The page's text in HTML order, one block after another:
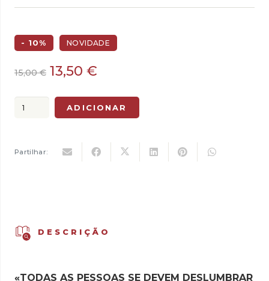
- 10% NOVIDADE
15,00€ O
original
era:
13,50 €
atual
é:
Quantidade
para
Neil
deGrasse
ADICIONAR
Partilhar:
DESCRIÇÃO
«TODAS AS PESSOAS SE DEVEM DESLUMBRAR